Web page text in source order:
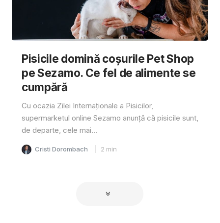
Pisicile domină coșurile Pet Shop
pe Sezamo. Ce fel de alimente se
cumpără
Cu ocazia Zilei Internaționale a Pisicilor,
supermarketul online Sezamo anunță că pisicile sunt,
de departe, cele mai...
Cristi Dorombach 2 min